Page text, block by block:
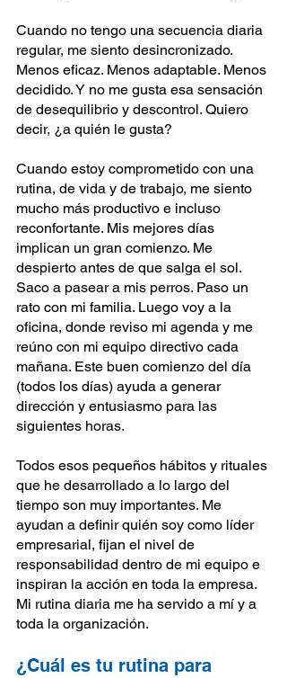
Cuando no tengo una secuencia diaria
regular, me siento desincronizado.
Menos eficaz. Menos adaptable. Menos
decidido. Y no me gusta esa sensación
de desequilibrio y descontrol. Quiero
decir, ¿a quién le gusta?
Cuando estoy comprometido con una
rutina, de vida y de trabajo, me siento
mucho más productivo e incluso
reconfortante. Mis mejores días
implican un gran comienzo. Me
despierto antes de que salga el sol.
Saco a pasear a mis perros. Paso un
rato con mi familia. Luego voy a la
oficina, donde reviso mi agenda y me
reúno con mi equipo directivo cada
mañana. Este buen comienzo del día
(todos los días) ayuda a generar
dirección y entusiasmo para las
siguientes horas.
Todos esos pequeños hábitos y rituales
que he desarrollado a lo largo del
tiempo son muy importantes. Me
ayudan a definir quién soy como líder
empresarial, fijan el nivel de
responsabilidad dentro de mi equipo e
inspiran la acción en toda la empresa.
Mi rutina diaria me ha servido a mí y a
toda la organización.
¿Cuál es tu rutina para